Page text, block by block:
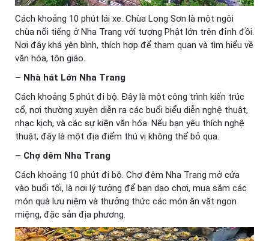
Cách khoảng 10 phút lái xe. Chùa Long Sơn là một ngôi
chùa nổi tiếng ở Nha Trang với tượng Phật lớn trên đỉnh đồi.
Nơi đây khá yên bình, thích hợp để tham quan và tìm hiểu về
văn hóa, tôn giáo.
– Nhà hát Lớn Nha Trang
Cách khoảng 5 phút đi bộ. Đây là một công trình kiến trúc
cổ, nơi thường xuyên diễn ra các buổi biểu diễn nghệ thuật,
nhạc kịch, và các sự kiện văn hóa. Nếu bạn yêu thích nghệ
thuật, đây là một địa điểm thú vị không thể bỏ qua.
– Chợ dêm Nha Trang
Cách khoảng 10 phút đi bộ. Chợ đêm Nha Trang mở cửa
vào buổi tối, là nơi lý tưởng để bạn dạo chơi, mua sắm các
món quà lưu niệm và thưởng thức các món ăn vặt ngon
miệng, đặc sản địa phương.